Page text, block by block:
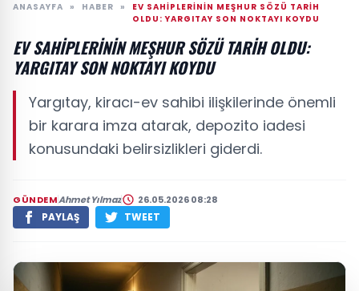
ANASAYFA » HABER »
EV SAHIPLERININ MEŞHUR SÖZÜ TARIH
OLDU: YARGITAY SON NOKTAYI KOYDU
EV SAHIPLERININ MEŞHUR SÖZÜ TARIH OLDU:
YARGITAY SON NOKTAYI KOYDU
Yargıtay, kiracı-ev sahibi ilişkilerinde önemli
bir karara imza atarak, depozito iadesi
konusundaki belirsizlikleri giderdi.
GÜNDEMAhmet Yılmaz 26.05.2026 08:28
PAYLAŞ TWEET